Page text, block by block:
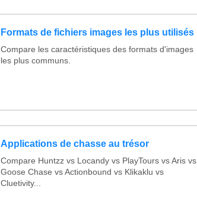
Formats de fichiers images les plus utilisés
Compare les caractéristiques des formats d'images
les plus communs.
Applications de chasse au trésor
Compare Huntzz vs Locandy vs PlayTours vs Aris vs
Goose Chase vs Actionbound vs Klikaklu vs
Cluetivity...